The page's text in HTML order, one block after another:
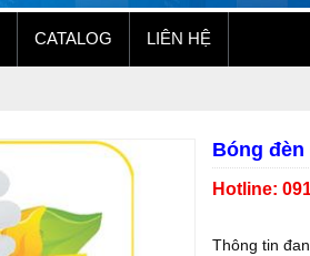
CATALOG LIÊN HỆ
Bóng đèn
Hotline:
Thông tin